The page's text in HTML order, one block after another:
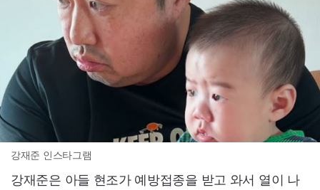
강재준 인스타그램
강재준은 아들 현조가 예방접종을 받고 와서 열이 나